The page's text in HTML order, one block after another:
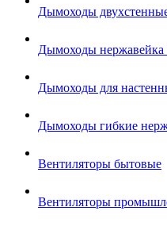
Дымоходы
Дымоходы
Дымоходы для
Дымоходы гибкие
Вентиляторы бытовые
Вентиляторы